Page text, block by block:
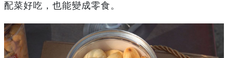
配菜好吃，也能變成零食。